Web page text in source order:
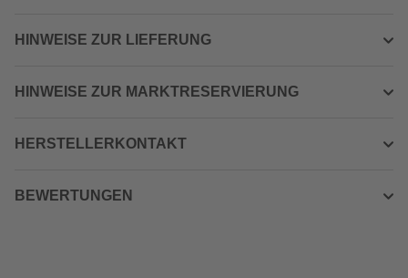
HINWEISE ZUR LIEFERUNG
HINWEISE ZUR MARKTRESERVIERUNG
HERSTELLERKONTAKT
BEWERTUNGEN